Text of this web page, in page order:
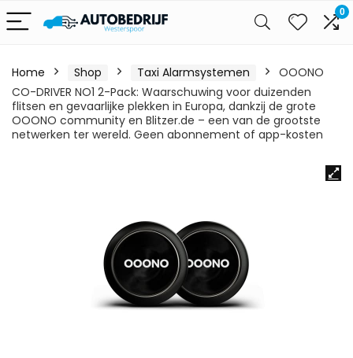
0
Home Shop Taxi Alarmsystemen
OOONO
CO-DRIVER NO1 2-Pack: Waarschuwing voor duizenden
flitsen en gevaarlijke plekken in Europa, dankzij de grote
OOONO community en Blitzer.de – een van de grootste
netwerken ter wereld. Geen abonnement of app-kosten